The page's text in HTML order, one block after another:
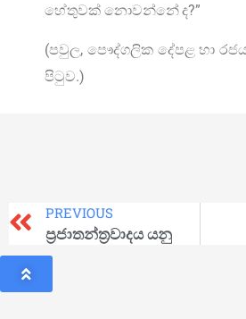
හේතුවක් නොවන්නේ ද?”
(පවුල, පෞද්ගලික දේපළ හා
පිටුව.)
PREVIOUS
ප්‍රජාතන්ත්‍රවාදය යනු